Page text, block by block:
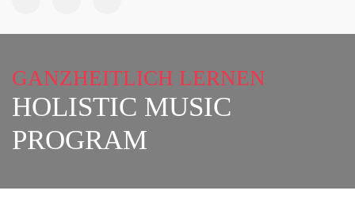
GANZHEITLICH LERNEN
HOLISTIC MUSIC
PROGRAM